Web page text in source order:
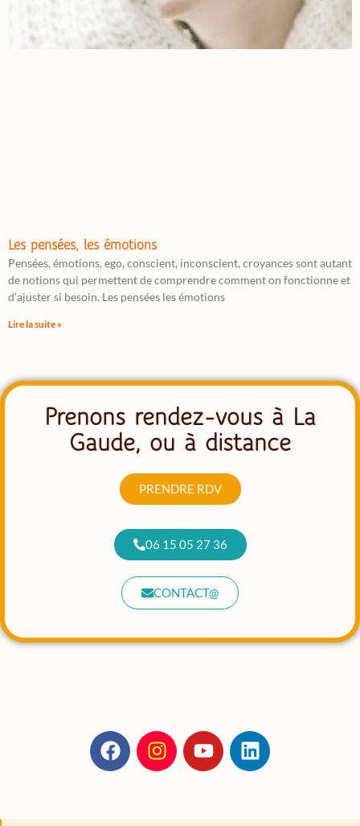
Les pensées, les émotions
Pensées, émotions, ego, conscient, inconscient, croyances sont autant
de notions qui permettent de comprendre comment on fonctionne et
d’ajuster si besoin. Les pensées les émotions
Lire la suite »
Prenons rendez-vous à La
Gaude, ou à distance
PRENDRE RDV
06 15 05 27 36
CONTACT@